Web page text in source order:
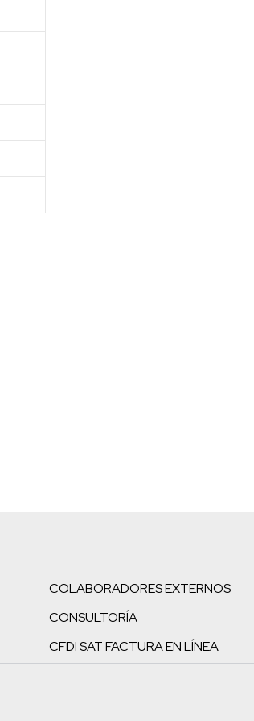
COLABORADORES EXTERNOS
CONSULTORÍA
CFDI SAT FACTURA EN LÍNEA